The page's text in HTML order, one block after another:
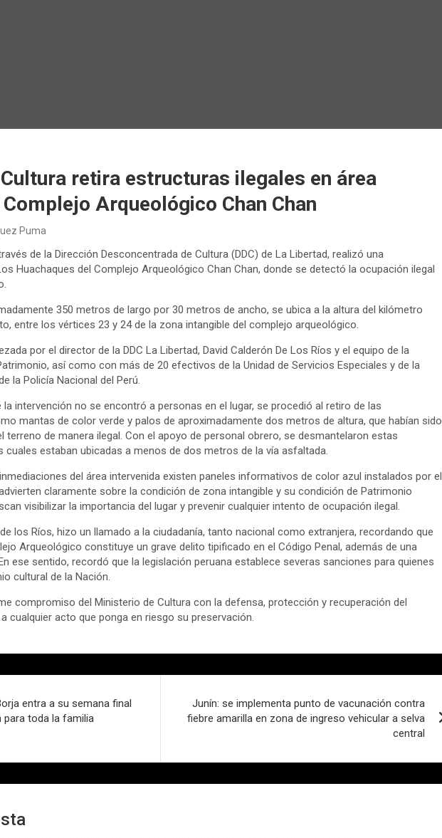
retira estructuras ilegales en área
Arqueológico Chan Chan
Puma
de la Dirección Desconcentrada de Cultura (DDC) de La Libertad, realizó una
Huachaques del Complejo Arqueológico Chan Chan, donde se detectó la ocupación ilegal
350 metros de largo por 30 metros de ancho, se ubica a la altura del kilómetro
entre los vértices 23 y 24 de la zona intangible del complejo arqueológico.
por el director de la DDC La Libertad, David Calderón De Los Ríos y el equipo de la
así como con más de 20 efectivos de la Unidad de Servicios Especiales y de la
la Policía Nacional del Perú.
intervención no se encontró a personas en el lugar, se procedió al retiro de las
mantas de color verde y palos de aproximadamente dos metros de altura, que habían sido
terreno de manera ilegal. Con el apoyo de personal obrero, se desmantelaron estas
cuales estaban ubicadas a menos de dos metros de la vía asfaltada.
del área intervenida existen paneles informativos de color azul instalados por el
claramente sobre la condición de zona intangible y su condición de Patrimonio
visibilizar la importancia del lugar y prevenir cualquier intento de ocupación ilegal.
los Ríos, hizo un llamado a la ciudadanía, tanto nacional como extranjera, recordando que
Arqueológico constituye un grave delito tipificado en el Código Penal, además de una
ese sentido, recordó que la legislación peruana establece severas sanciones para quienes
cultural de la Nación.
compromiso del Ministerio de Cultura con la defensa, protección y recuperación del
cualquier acto que ponga en riesgo su preservación.
entra a su semana final
para toda la familia
Junín: se implementa punto de vacunación contra
fiebre amarilla en zona de ingreso vehicular a selva
central